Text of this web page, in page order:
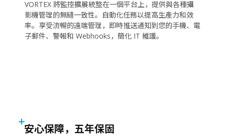
VORTEX 將監控擴展統整在一個平台上，提供與各種攝
影機管理的無縫一致性。自動化任務以提高生產力和效
率。享受流暢的遠端管理，即時推送通知到您的手機、電
子郵件、警報和 Webhooks，簡化 IT 維護。
安心保障，五年保固